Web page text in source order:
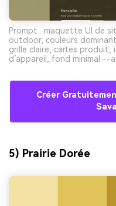
Prompt : maquette UI de
outdoor, couleurs
grille claire, cartes produit,
d’appareil, fond minimal --
Créer
5) Prairie Dorée